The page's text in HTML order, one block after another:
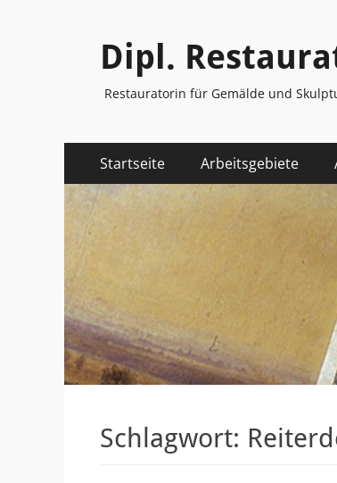
Dipl.
Restauratorin für Gemälde und
Primäres
Menü
Inhalt
springen
Startseite Arbeitsgebiete
Schlagwort: